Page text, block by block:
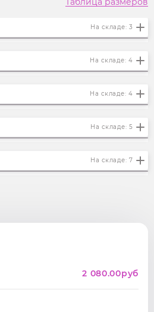
На складе: 3
На складе: 4
На складе: 4
На складе: 5
На складе: 7
2 080.00руб